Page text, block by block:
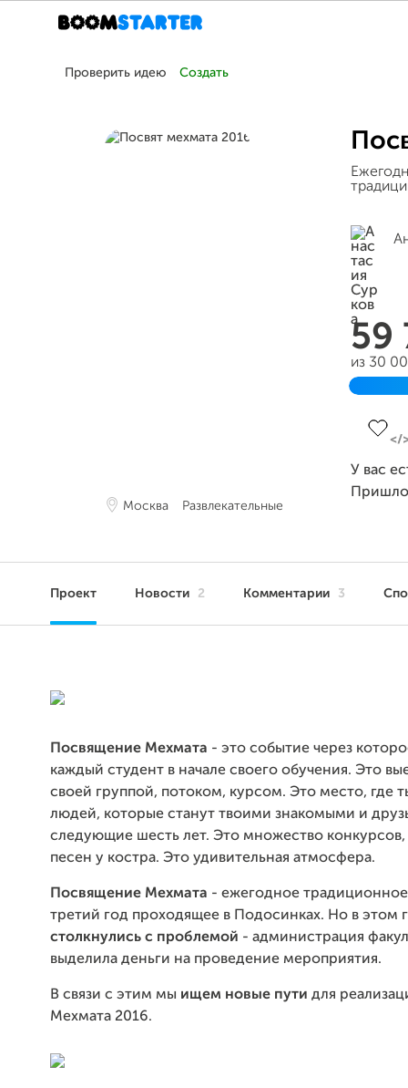
Проверить идею Создать
Москва Развлекательные
59
из 30
У вас
Проект Новости 2 Комментарии 3
Посвящение Мехмата - это событие через
каждый студент в начале своего обучения. Это
своей группой, потоком, курсом. Это место, где
людей, которые станут твоими знакомыми и
следующие шесть лет. Это множество конкурсов,
песен у костра. Это удивительная атмосфера.
Посвящение Мехмата - ежегодное
третий год проходящее в Подосинках. Но в этом
столкнулись с проблемой - администрация
выделила деньги на проведение мероприятия.
В связи с этим мы ищем новые пути для
Мехмата 2016.